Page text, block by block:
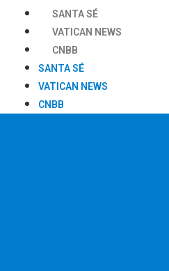
SANTA SÉ
VATICAN NEWS
CNBB
SANTA SÉ
VATICAN NEWS
CNBB